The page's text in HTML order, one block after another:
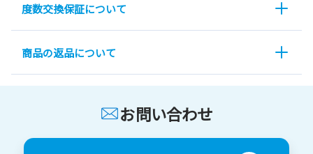
度数交換保証について
商品の返品について
お問い合わせ